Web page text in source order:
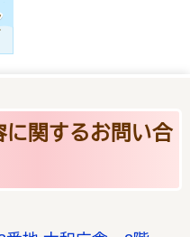
に関するお問い合